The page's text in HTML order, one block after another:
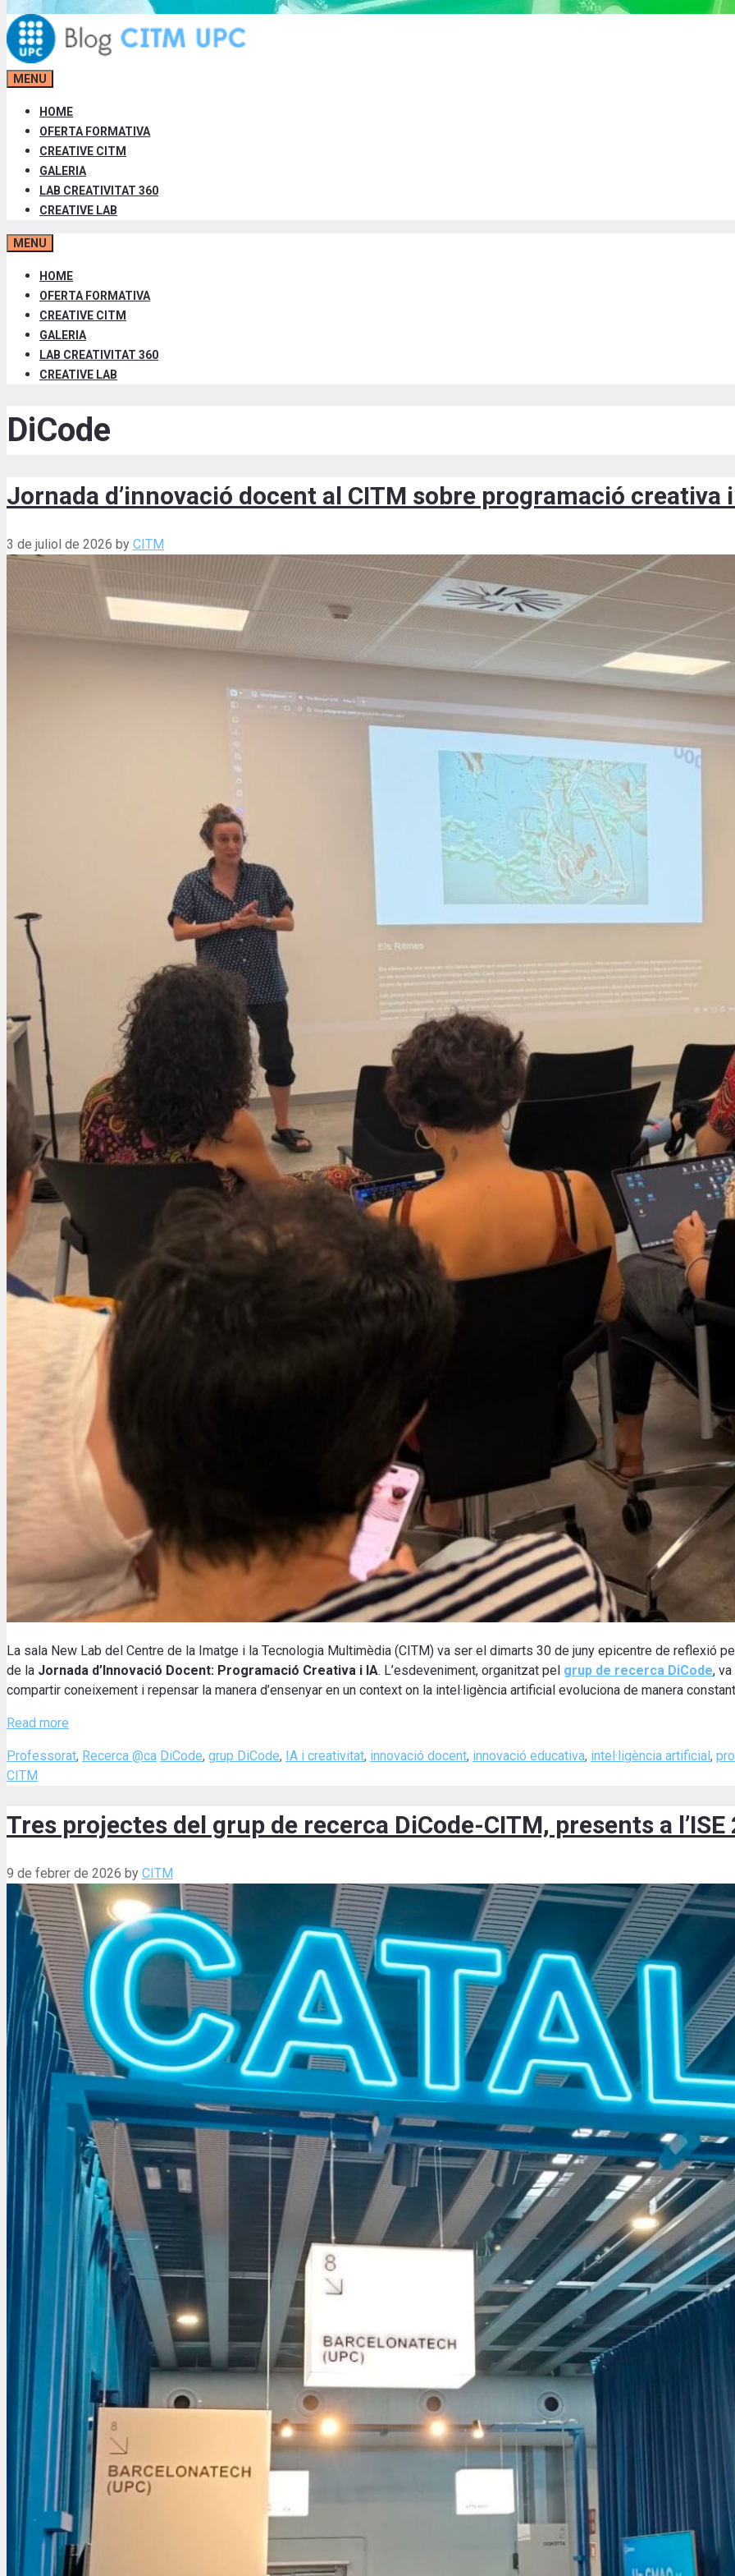
MENU
HOME
OFERTA FORMATIVA
CREATIVE CITM
GALERIA
LAB CREATIVITAT 360
CREATIVE LAB
MENU
HOME
OFERTA FORMATIVA
CREATIVE CITM
GALERIA
LAB CREATIVITAT 360
CREATIVE LAB
DiCode
Jornada d’innovació docent al CITM sobre programació creativa
3 de juliol de 2026 by CITM
La sala New Lab del Centre de la Imatge i la Tecnologia Multimèdia (CITM) va ser el dimarts 30 de juny epicentre de reflexió
de la Jornada d’Innovació Docent: Programació Creativa i IA. L’esdeveniment, organitzat pel grup de recerca DiCode,
compartir coneixement i repensar la manera d’ensenyar en un context on la intel·ligència artificial evoluciona de manera
Read more
Categories
Professorat, Recerca @ca Tags
DiCode, grup DiCode, IA i creativitat, innovació docent, innovació educativa, intel·ligència artificial,
CITM
Tres projectes del grup de recerca DiCode-CITM, presents a l’ISE
9 de febrer de 2026 by CITM